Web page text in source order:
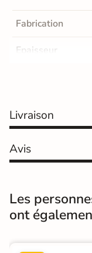
Fabrication
Epaisseur
Surface
Résistant au Gel
Conditionnement
Livraison
Avis
Les
ont